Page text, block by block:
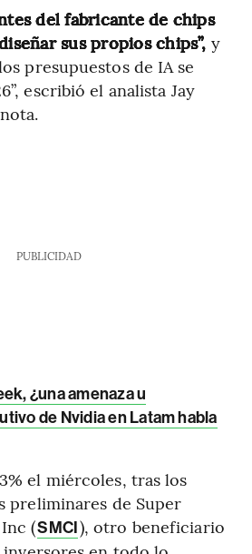
del fabricante de chips
sus propios chips”, y
presupuestos de IA se
escribió el analista Jay
PUBLICIDAD
¿una amenaza u
de Nvidia en Latam habla
el miércoles, tras los
preliminares de Super
(SMCI), otro beneficiario